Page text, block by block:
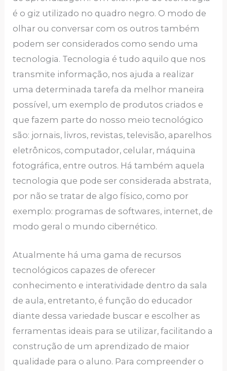
é o giz utilizado no quadro negro. O modo de
olhar ou conversar com os outros também
podem ser considerados como sendo uma
tecnologia. Tecnologia é tudo aquilo que nos
transmite informação, nos ajuda a realizar
uma determinada tarefa da melhor maneira
possível, um exemplo de produtos criados e
que fazem parte do nosso meio tecnológico
são: jornais, livros, revistas, televisão, aparelhos
eletrônicos, computador, celular, máquina
fotográfica, entre outros. Há também aquela
tecnologia que pode ser considerada abstrata,
por não se tratar de algo físico, como por
exemplo: programas de softwares, internet, de
modo geral o mundo cibernético.
Atualmente há uma gama de recursos
tecnológicos capazes de oferecer
conhecimento e interatividade dentro da sala
de aula, entretanto, é função do educador
diante dessa variedade buscar e escolher as
ferramentas ideais para se utilizar, facilitando a
construção de um aprendizado de maior
qualidade para o aluno. Para compreender o